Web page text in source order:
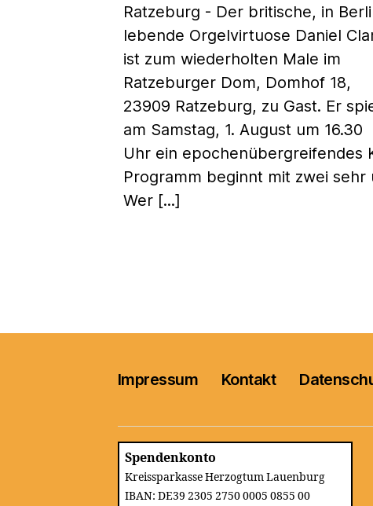
Ratzeburg - Der britische, in
lebende Orgelvirtuose Daniel
ist zum wiederholten Male im
Ratzeburger Dom, Domhof 18,
23909 Ratzeburg, zu Gast. Er
am Samstag, 1. August um 16.30
Uhr ein epochenübergreifendes
Programm beginnt mit zwei sehr
Wer [...]
Impressum Kontakt
Spendenkonto
Kreissparkasse Herzogtum Lauenburg
IBAN: DE39 2305 2750 0005 0855 00